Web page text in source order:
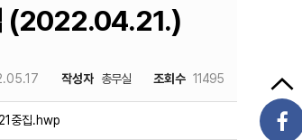
(2022.04.21.)
작성자 총무실 조회수 11495
중집.hwp